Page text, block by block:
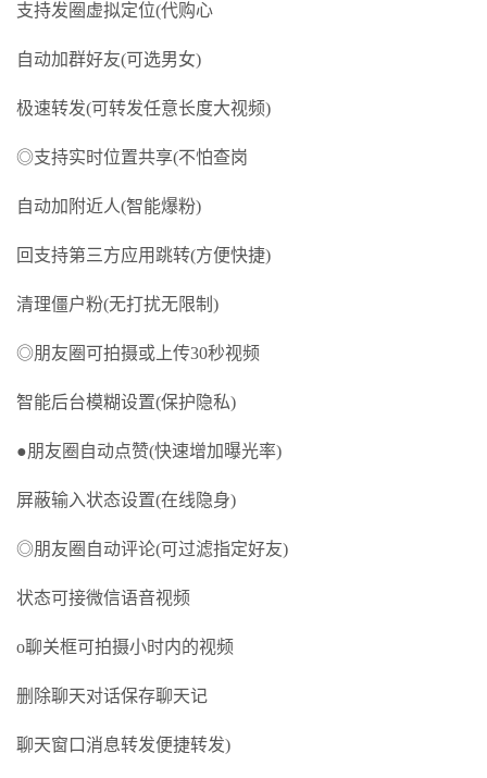
支持发圈虚拟定位(代购心
自动加群好友(可选男女)
极速转发(可转发任意长度大视频)
◎支持实时位置共享(不怕查岗
自动加附近人(智能爆粉)
回支持第三方应用跳转(方便快捷)
清理僵户粉(无打扰无限制)
◎朋友圈可拍摄或上传30秒视频
智能后台模糊设置(保护隐私)
●朋友圈自动点赞(快速增加曝光率)
屏蔽输入状态设置(在线隐身)
◎朋友圈自动评论(可过滤指定好友)
状态可接微信语音视频
o聊关框可拍摄小时内的视频
删除聊天对话保存聊天记
聊天窗口消息转发便捷转发)